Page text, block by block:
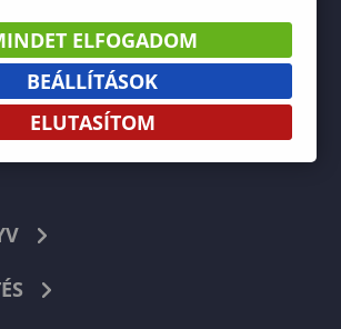
ELFOGADOM
BEÁLLÍTÁSOK
ELUTASÍTOM